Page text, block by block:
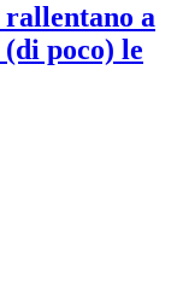
a
poco) le